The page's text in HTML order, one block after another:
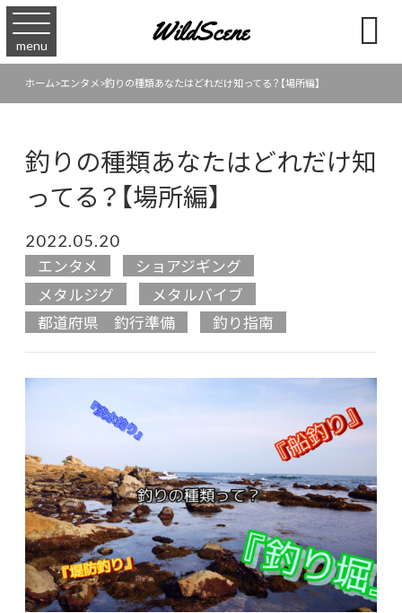
menu 
ホーム>エンタメ>釣りの種類あなたはどれだけ知ってる？【場所編】
釣りの種類あなたはどれだけ知
ってる？【場所編】
2022.05.20
エンタメ
ショアジギング
メタルジグ
メタルバイブ
都道府県 釣行準備
釣り指南